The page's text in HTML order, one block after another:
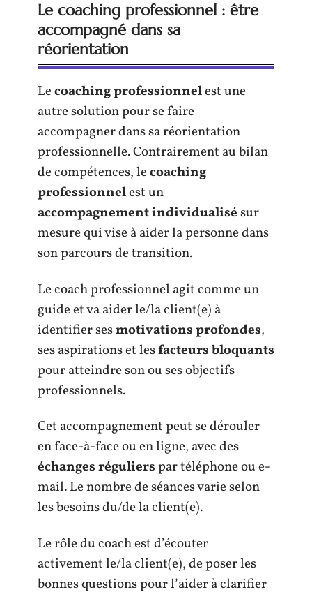
Le coaching professionnel : être
accompagné dans sa
réorientation
Lecoaching professionnelest une
autre solution pour se faire
accompagner dans sa réorientation
professionnelle. Contrairement au bilan
de compétences, lecoaching
professionnelest un
accompagnement individualisésur
mesure qui vise à aider la personne dans
son parcours de transition.
Le coach professionnel agit comme un
guide et va aider le/la client(e) à
identifier sesmotivations profondes,
ses aspirations et lesfacteurs bloquants
pour atteindre son ou ses objectifs
professionnels.
Cet accompagnement peut se dérouler
en face-à-face ou en ligne, avec des
échanges régulierspar téléphone ou e-
mail. Le nombre de séances varie selon
les besoins du/de la client(e).
Le rôle du coach est d’écouter
activement le/la client(e), de poser les
bonnes questions pour l’aider à clarifier